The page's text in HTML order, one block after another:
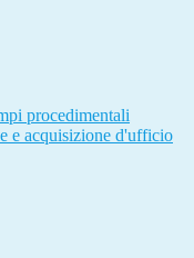
procedimentali
e acquisizione d'ufficio